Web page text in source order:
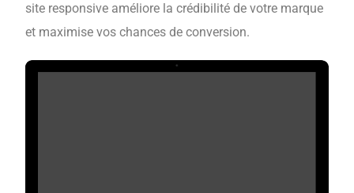
site responsive améliore la crédibilité de votre marque
et maximise vos chances de conversion.